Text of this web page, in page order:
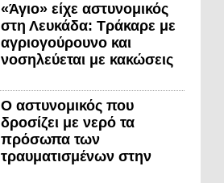
«Άγιο» είχε αστυνομικός
στη Λευκάδα: Τράκαρε με
αγριογούρουνο και
νοσηλεύεται με κακώσεις
Ο αστυνομικός που
δροσίζει με νερό τα
πρόσωπα των
τραυματισμένων στην